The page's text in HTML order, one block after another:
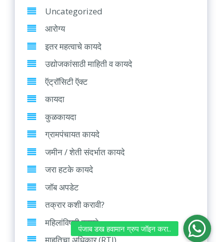
Uncategorized
आरोग्य
इतर महत्वाचे कायदे
उद्योजकांसाठी माहिती व कायदे
ऍट्रॉसिटी ऍक्ट
कायदा
कुळकायदा
ग्रामपंचायत कायदे
जमीन / शेती संदर्भात कायदे
जरा हटके कायदे
जॉब अपडेट
तक्रार कशी करावी?
महिलांविषयी कायदे